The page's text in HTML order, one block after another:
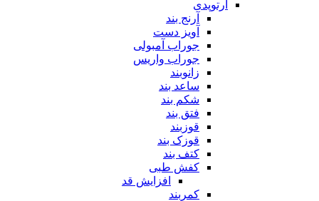
ارتوپدی
آرنج بند
آویز دست
جوراب آمبولی
جوراب واریس
زانوبند
ساعد بند
شکم بند
فتق بند
قوزبند
قوزک بند
کتف بند
کفش طبی
افزایش قد
کمربند